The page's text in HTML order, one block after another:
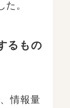
。
るもの
情報量